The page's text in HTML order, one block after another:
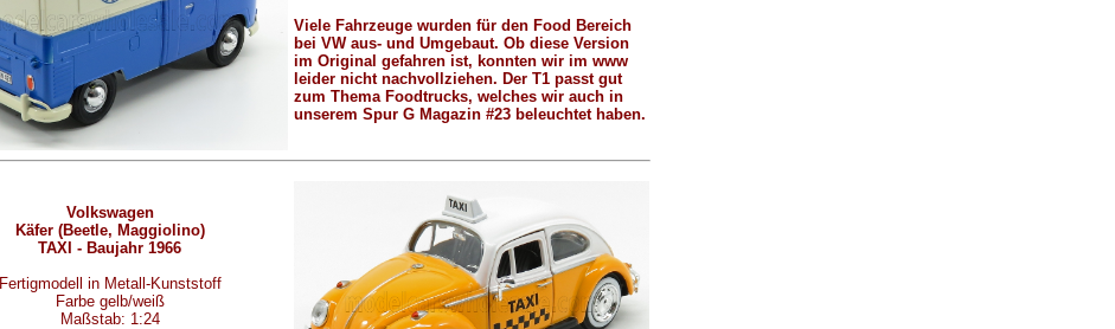
Viele Fahrzeuge wurden für den Food Bereich
bei VW aus- und Umgebaut. Ob diese Version
im Original gefahren ist, konnten wir im www
leider nicht nachvollziehen. Der T1 passt gut
zum Thema Foodtrucks, welches wir auch in
unserem Spur G Magazin #23 beleuchtet haben.
Volkswagen
Käfer (Beetle, Maggiolino)
TAXI - Baujahr 1966
Fertigmodell in Metall-Kunststoff
Farbe gelb/weiß
Maßstab: 1:24